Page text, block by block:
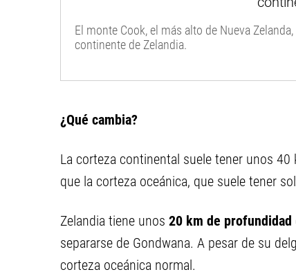
El monte Cook, el más alto de Nueva
continente de Zelandia.
¿Qué cambia?
La corteza continental suele tener unos
que la corteza oceánica, que suele tener
Zelandia tiene unos 20 km de profundidad
separarse de Gondwana. A pesar de su
corteza oceánica normal.